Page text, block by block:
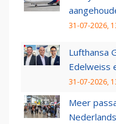
31-07-2026,
Lufthansa
Edelweiss
31-07-2026,
Meer